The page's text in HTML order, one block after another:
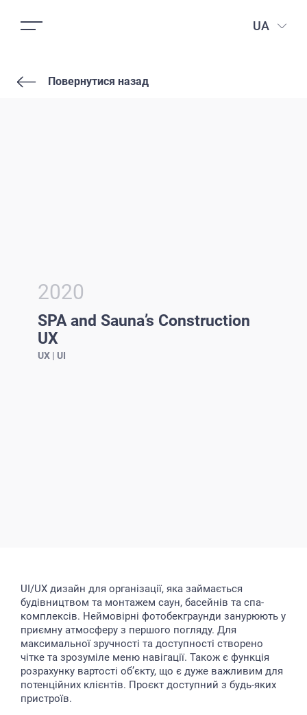
UA
Повернутися назад
2020
SPA and Sauna’s Construction
UX
UX | UI
UI/UX дизайн для організації, яка займається
будівництвом та монтажем саун, басейнів та спа-
комплексів. Неймовірні фотобекграунди занурюють у
приємну атмосферу з першого погляду. Для
максимальної зручності та доступності створено
чітке та зрозуміле меню навігації. Також є функція
розрахунку вартості об’єкту, що є дуже важливим для
потенційних клієнтів. Проєкт доступний з будь-яких
пристроїв.